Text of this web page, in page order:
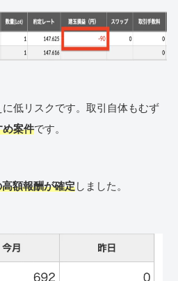
低リスクです。取引自体もむず
め案件です。
高額報酬が確定しました。